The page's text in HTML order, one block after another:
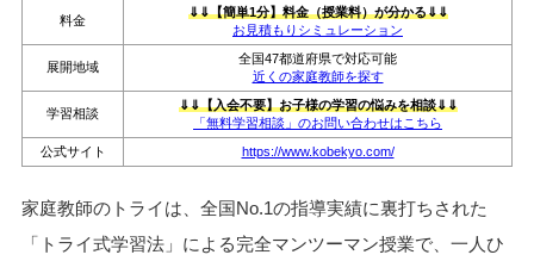
料金
⇓⇓【簡単1分】料金（授業料）が分かる⇓⇓
お見積もりシミュレーション
展開地域
全国47都道府県で対応可能
近くの家庭教師を探す
学習相談
⇓⇓【入会不要】お子様の学習の悩みを相談⇓⇓
「無料学習相談」のお問い合わせはこちら
公式サイト
https://www.kobekyo.com/
家庭教師のトライは、全国No.1の指導実績に裏打ちされた
「トライ式学習法」による完全マンツーマン授業で、一人ひ